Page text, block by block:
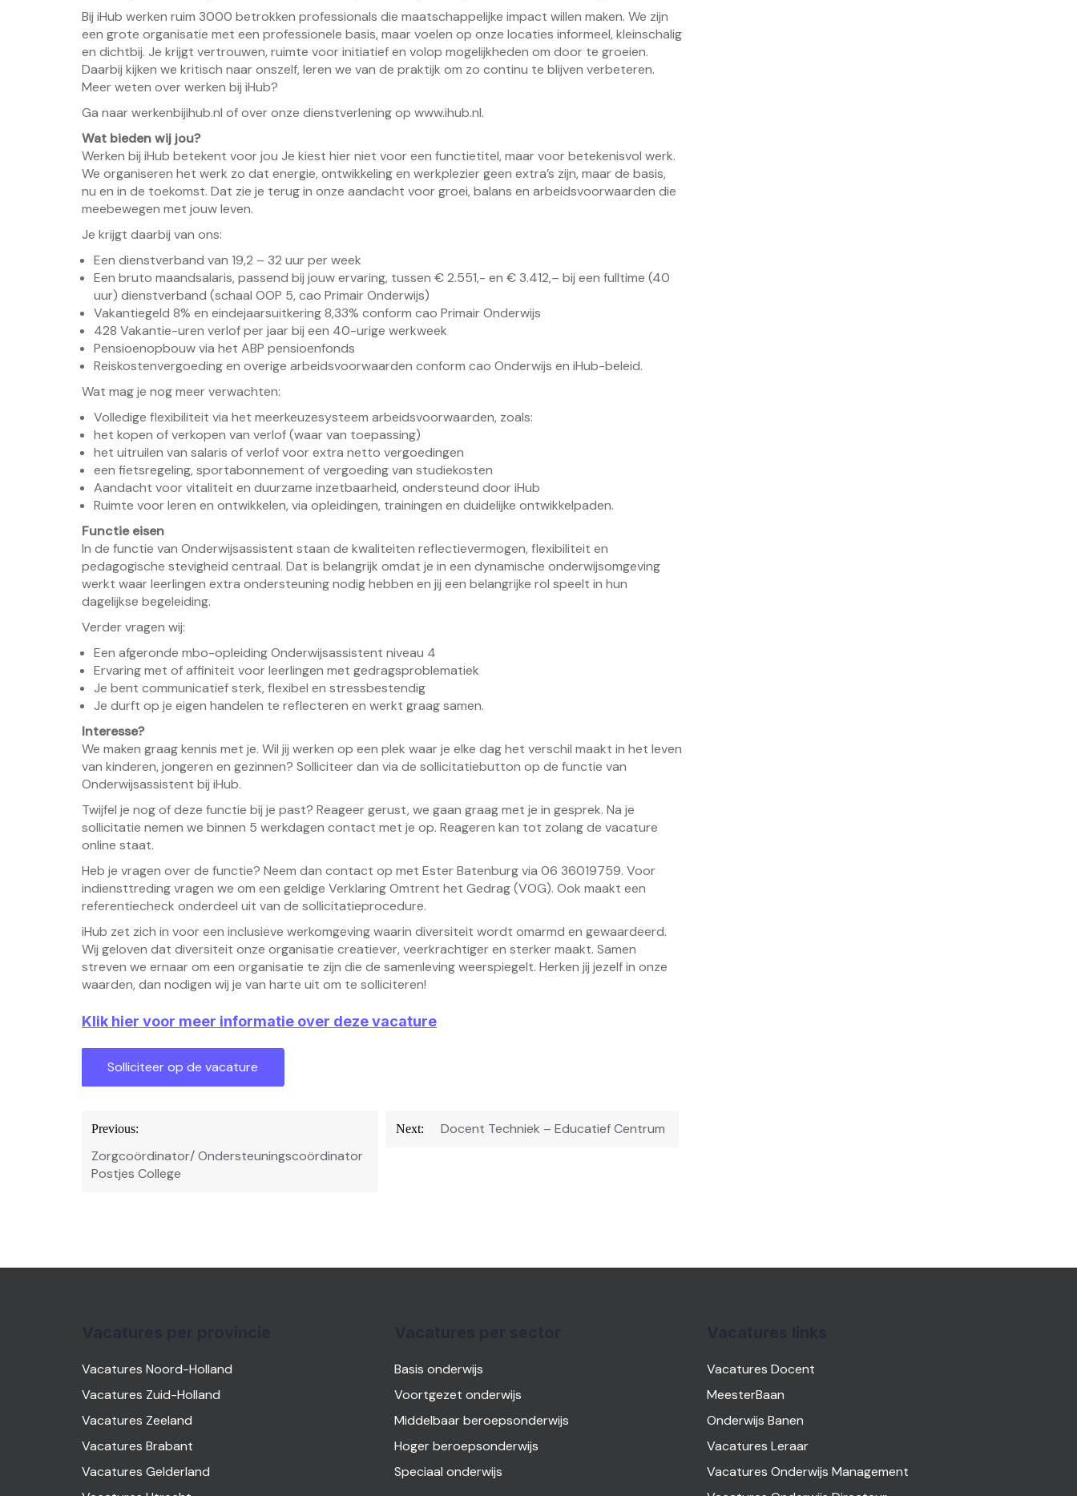
Bij iHub werken ruim 3000 betrokken professionals die maatschappelijke impact willen maken. We zijn
een grote organisatie met een professionele basis, maar voelen op onze locaties informeel, kleinschalig
en dichtbij. Je krijgt vertrouwen, ruimte voor initiatief en volop mogelijkheden om door te groeien.
Daarbij kijken we kritisch naar onszelf, leren we van de praktijk om zo continu te blijven verbeteren.
Meer weten over werken bij iHub?
Ga naar werkenbijihub.nl of over onze dienstverlening op www.ihub.nl.
Wat bieden wij jou?
Werken bij iHub betekent voor jou Je kiest hier niet voor een functietitel, maar voor betekenisvol werk.
We organiseren het werk zo dat energie, ontwikkeling en werkplezier geen extra’s zijn, maar de basis,
nu en in de toekomst. Dat zie je terug in onze aandacht voor groei, balans en arbeidsvoorwaarden die
meebewegen met jouw leven.
Je krijgt daarbij van ons:
Een dienstverband van 19,2 – 32 uur per week
Een bruto maandsalaris, passend bij jouw ervaring, tussen € 2.551,- en € 3.412,– bij een fulltime (40
uur) dienstverband (schaal OOP 5, cao Primair Onderwijs)
Vakantiegeld 8% en eindejaarsuitkering 8,33% conform cao Primair Onderwijs
428 Vakantie-uren verlof per jaar bij een 40-urige werkweek
Pensioenopbouw via het ABP pensioenfonds
Reiskostenvergoeding en overige arbeidsvoorwaarden conform cao Onderwijs en iHub-beleid.
Wat mag je nog meer verwachten:
Volledige flexibiliteit via het meerkeuzesysteem arbeidsvoorwaarden, zoals:
het kopen of verkopen van verlof (waar van toepassing)
het uitruilen van salaris of verlof voor extra netto vergoedingen
een fietsregeling, sportabonnement of vergoeding van studiekosten
Aandacht voor vitaliteit en duurzame inzetbaarheid, ondersteund door iHub
Ruimte voor leren en ontwikkelen, via opleidingen, trainingen en duidelijke ontwikkelpaden.
Functie eisen
In de functie van Onderwijsassistent staan de kwaliteiten reflectievermogen, flexibiliteit en
pedagogische stevigheid centraal. Dat is belangrijk omdat je in een dynamische onderwijsomgeving
werkt waar leerlingen extra ondersteuning nodig hebben en jij een belangrijke rol speelt in hun
dagelijkse begeleiding.
Verder vragen wij:
Een afgeronde mbo-opleiding Onderwijsassistent niveau 4
Ervaring met of affiniteit voor leerlingen met gedragsproblematiek
Je bent communicatief sterk, flexibel en stressbestendig
Je durft op je eigen handelen te reflecteren en werkt graag samen.
Interesse?
We maken graag kennis met je. Wil jij werken op een plek waar je elke dag het verschil maakt in het leven
van kinderen, jongeren en gezinnen? Solliciteer dan via de sollicitatiebutton op de functie van
Onderwijsassistent bij iHub.
Twijfel je nog of deze functie bij je past? Reageer gerust, we gaan graag met je in gesprek. Na je
sollicitatie nemen we binnen 5 werkdagen contact met je op. Reageren kan tot zolang de vacature
online staat.
Heb je vragen over de functie? Neem dan contact op met Ester Batenburg via 06 36019759. Voor
indiensttreding vragen we om een geldige Verklaring Omtrent het Gedrag (VOG). Ook maakt een
referentiecheck onderdeel uit van de sollicitatieprocedure.
iHub zet zich in voor een inclusieve werkomgeving waarin diversiteit wordt omarmd en gewaardeerd.
Wij geloven dat diversiteit onze organisatie creatiever, veerkrachtiger en sterker maakt. Samen
streven we ernaar om een organisatie te zijn die de samenleving weerspiegelt. Herken jij jezelf in onze
waarden, dan nodigen wij je van harte uit om te solliciteren!
Klik hier voor meer informatie over deze vacature
Bericht
navigatie
Previous:
Zorgcoördinator/ Ondersteuningscoördinator
Postjes College
Next: Docent Techniek – Educatief Centrum
Vacatures Noord-Holland
Vacatures Zuid-Holland
Vacatures Zeeland
Vacatures Brabant
Vacatures Gelderland
Basis onderwijs
Voortgezet onderwijs
Middelbaar beroepsonderwijs
Hoger beroepsonderwijs
Speciaal onderwijs
Vacatures Docent
MeesterBaan
Onderwijs Banen
Vacatures Leraar
Vacatures Onderwijs Management